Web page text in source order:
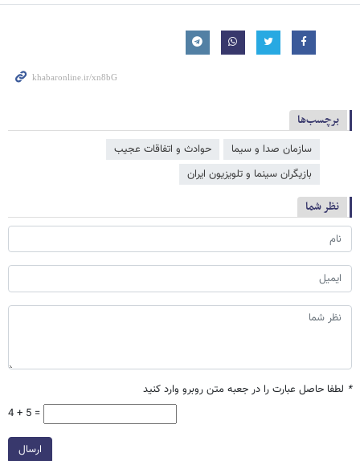
برچسب‌ها
سازمان صدا و سیما
حوادث و اتفاقات عجیب
بازیگران سینما و تلویزیون ایران
نظر شما
* لطفا حاصل عبارت را در جعبه متن روبرو وارد کنید
4 + 5 =
ارسال